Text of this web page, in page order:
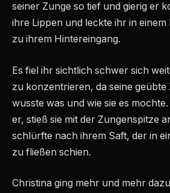
seiner Zunge so tief und gierig er
ihre Lippen und leckte ihr in
zu ihrem Hintereingang.
Es fiel ihr sichtlich schwer sich
zu konzentrieren, da seine geübte
wusste was und wie sie es
er, stieß sie mit der Zungenspitze
schlürfte nach ihrem Saft, der in
zu fließen schien.
Christina ging mehr und mehr